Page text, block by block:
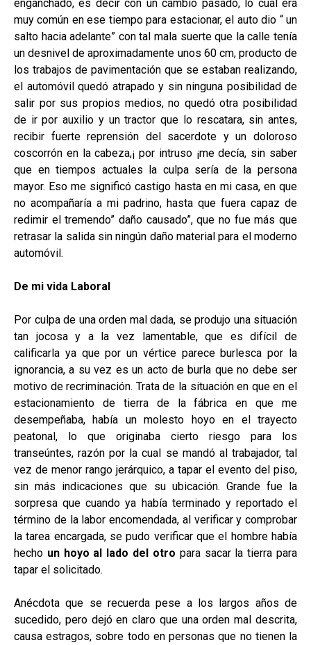
enganchado, es decir con un cambio pasado, lo cual era
muy común en ese tiempo para estacionar, el auto dio “ un
salto hacia adelante” con tal mala suerte que la calle tenía
un desnivel de aproximadamente unos 60 cm, producto de
los trabajos de pavimentación que se estaban realizando,
el automóvil quedó atrapado y sin ninguna posibilidad de
salir por sus propios medios, no quedó otra posibilidad
de ir por auxilio y un tractor que lo rescatara, sin antes,
recibir fuerte reprensión del sacerdote y un doloroso
coscorrón en la cabeza,¡ por intruso ¡me decía, sin saber
que en tiempos actuales la culpa sería de la persona
mayor. Eso me significó castigo hasta en mi casa, en que
no acompañaría a mi padrino, hasta que fuera capaz de
redimir el tremendo” daño causado”, que no fue más que
retrasar la salida sin ningún daño material para el moderno
automóvil.
De mi vida Laboral
Por culpa de una orden mal dada, se produjo una situación
tan jocosa y a la vez lamentable, que es difícil de
calificarla ya que por un vértice parece burlesca por la
ignorancia, a su vez es un acto de burla que no debe ser
motivo de recriminación. Trata de la situación en que en el
estacionamiento de tierra de la fábrica en que me
desempeñaba, había un molesto hoyo en el trayecto
peatonal, lo que originaba cierto riesgo para los
transeúntes, razón por la cual se mandó al trabajador, tal
vez de menor rango jerárquico, a tapar el evento del piso,
sin más indicaciones que su ubicación. Grande fue la
sorpresa que cuando ya había terminado y reportado el
término de la labor encomendada, al verificar y comprobar
la tarea encargada, se pudo verificar que el hombre había
hecho un hoyo al lado del otro para sacar la tierra para
tapar el solicitado.
Anécdota que se recuerda pese a los largos años de
sucedido, pero dejó en claro que una orden mal descrita,
causa estragos, sobre todo en personas que no tienen la